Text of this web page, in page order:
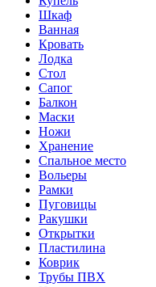
Шкаф
Ванная
Кровать
Лодка
Стол
Сапог
Балкон
Маски
Ножи
Хранение
Спальное место
Вольеры
Рамки
Пуговицы
Ракушки
Открытки
Пластилина
Коврик
Трубы ПВХ